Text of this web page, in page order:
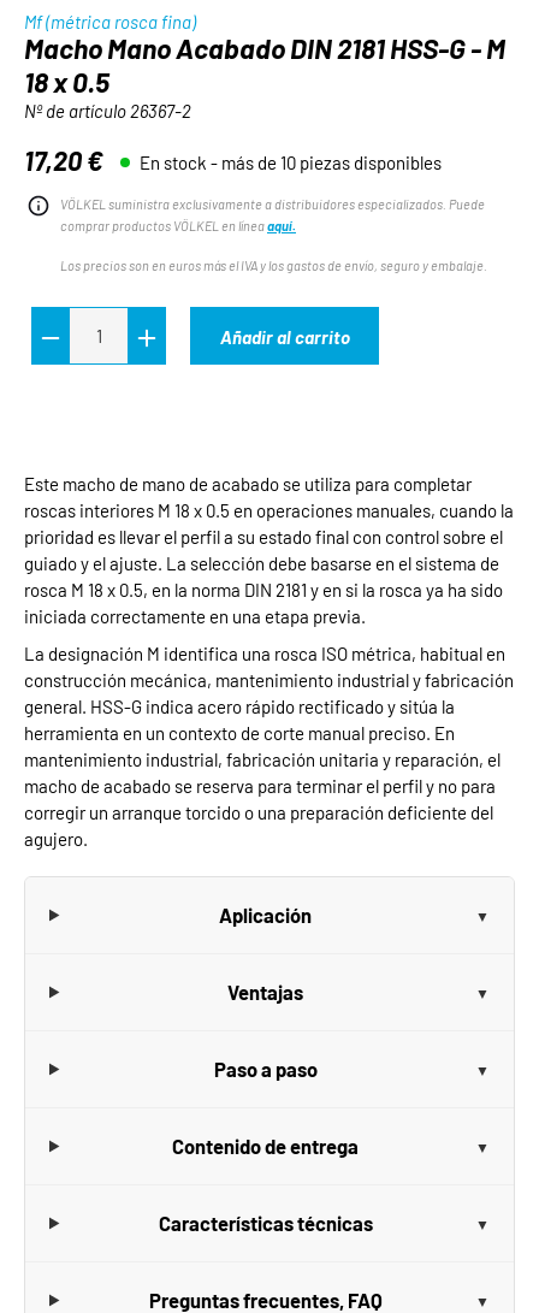
Mf (métrica rosca fina)
Macho Mano Acabado DIN 2181 HSS-G - M
18 x 0.5
Nº de artículo 26367-2
Precio normal:
17,20 € En stock - más de 10 piezas disponibles
VÖLKEL suministra exclusivamente a distribuidores especializados. Puede
comprar productos VÖLKEL en líneaaquí.
Los precios son en euros más el IVA y los gastos de envío, seguro y embalaje.
Añadir al carrito
Este macho de mano de acabado se utiliza para completar
roscas interiores M 18 x 0.5 en operaciones manuales, cuando la
prioridad es llevar el perfil a su estado final con control sobre el
guiado y el ajuste. La selección debe basarse en el sistema de
rosca M 18 x 0.5, en la norma DIN 2181 y en si la rosca ya ha sido
iniciada correctamente en una etapa previa.
La designación M identifica una rosca ISO métrica, habitual en
construcción mecánica, mantenimiento industrial y fabricación
general. HSS-G indica acero rápido rectificado y sitúa la
herramienta en un contexto de corte manual preciso. En
mantenimiento industrial, fabricación unitaria y reparación, el
macho de acabado se reserva para terminar el perfil y no para
corregir un arranque torcido o una preparación deficiente del
agujero.
Aplicación
Ventajas
Paso a paso
Contenido de entrega
Características técnicas
Preguntas frecuentes, FAQ